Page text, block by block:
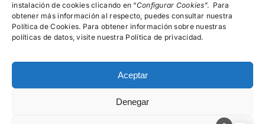
instalación de cookies clicando en “Configurar Cookies”. Para
obtener más información al respecto, puedes consultar nuestra
Política de Cookies. Para obtener información sobre nuestras
políticas de datos, visite nuestra Política de privacidad.
Aceptar
Denegar
615.996.522
C/Rector Lucena, Nº 15-19, 4º A, Salamanca